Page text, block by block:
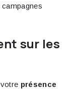
sur les
présence